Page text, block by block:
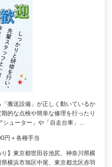
搬送設備」が正しく動いているか
的な点検や簡単な修理を行ったり
シューター」や「自走台車」…
円＋各種手当
り】東京都世田谷池尻、神奈川県横
横浜市旭区中尾、東京都北区赤羽